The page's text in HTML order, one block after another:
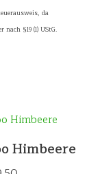
da
§19 (1) UStG.
Himbeere